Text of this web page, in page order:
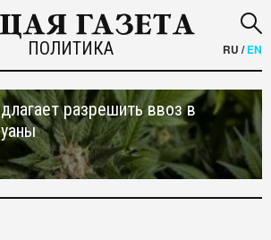
ПОЛИТИКА RU /EN
разрешить ввоз в